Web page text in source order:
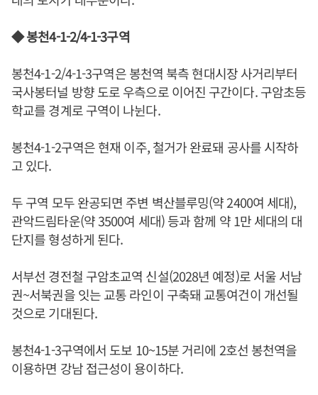
◆ 봉천4-1-2/4-1-3구역
봉천4-1-2/4-1-3구역은 봉천역 북측 현대시장 사거리부터
국사봉터널 방향 도로 우측으로 이어진 구간이다. 구암초등
학교를 경계로 구역이 나뉜다.
봉천4-1-2구역은 현재 이주, 철거가 완료돼 공사를 시작하
고 있다.
두 구역 모두 완공되면 주변 벽산블루밍(약 2400여 세대),
관악드림타운(약 3500여 세대) 등과 함께 약 1만 세대의 대
단지를 형성하게 된다.
서부선 경전철 구암초교역 신설(2028년 예정)로 서울 서남
권~서북권을 잇는 교통 라인이 구축돼 교통여건이 개선될
것으로 기대된다.
봉천4-1-3구역에서 도보 10~15분 거리에 2호선 봉천역을
이용하면 강남 접근성이 용이하다.